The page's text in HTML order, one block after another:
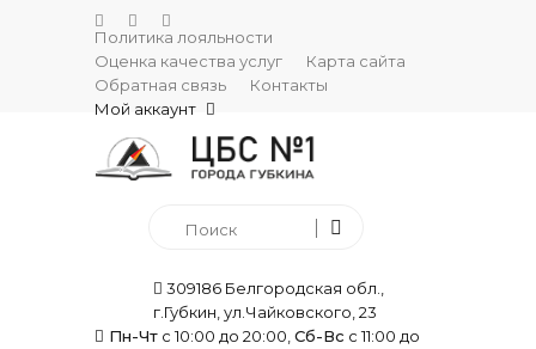
Политика лояльности
Оценка качества услуг
Карта сайта
Обратная связь
Контакты
Мой аккаунт
309186 Белгородская обл.,
г.Губкин, ул.Чайковского, 23
Пн-Чт с 10:00 до 20:00, Сб-Вс с 11:00 до